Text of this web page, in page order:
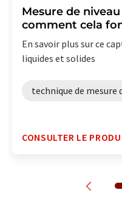
Mesure de
comment cela
En savoir plus sur ce
liquides et solides
technique de mesure
CONSULTER LE